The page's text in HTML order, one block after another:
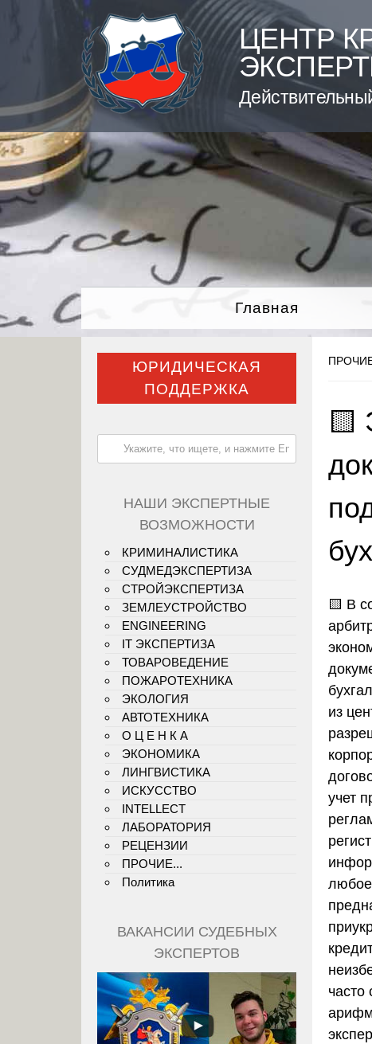
ЦЕНТР
Главная
🟨
🟨 В
из
учет
часто
ЮРИДИЧЕСКАЯ
ПОДДЕРЖКА
НАШИ ЭКСПЕРТНЫЕ
ВОЗМОЖНОСТИ
КРИМИНАЛИСТИКА
СУДМЕДЭКСПЕРТИЗА
СТРОЙЭКСПЕРТИЗА
ЗЕМЛЕУСТРОЙСТВО
ENGINEERING
IT ЭКСПЕРТИЗА
ТОВАРОВЕДЕНИЕ
ПОЖАРОТЕХНИКА
ЭКОЛОГИЯ
АВТОТЕХНИКА
О Ц Е Н К А
ЭКОНОМИКА
ЛИНГВИСТИКА
ИСКУССТВО
INTELLECT
ЛАБОРАТОРИЯ
РЕЦЕНЗИИ
ПРОЧИЕ...
Политика
ВАКАНСИИ СУДЕБНЫХ
ЭКСПЕРТОВ